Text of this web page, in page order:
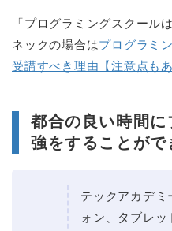
「プログラミングスクール
ネックの場合はプログラミ
受講すべき理由【注意点もあ
都合の良い時間
強をすることがで
テックアカデミ
ォン、タブレ